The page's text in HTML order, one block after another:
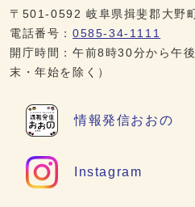
〒501-0592 岐阜県揖斐郡大野
電話番号： 0585-34-1111
開庁時間：午前8時30分から午
末・年始を除く）
情報発信おおの
Instagram